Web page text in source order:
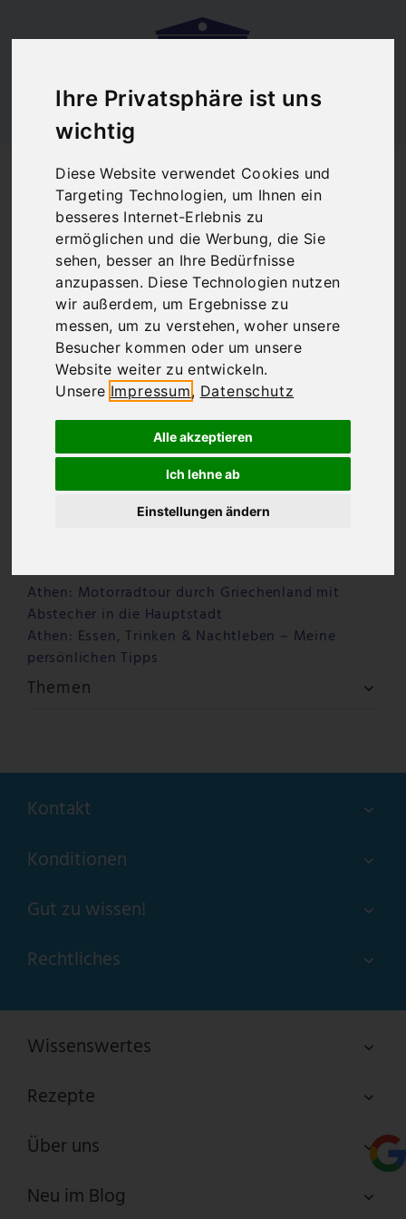
Ihre Privatsphäre ist uns
wichtig
Diese Website verwendet Cookies und
Targeting Technologien, um Ihnen ein
besseres Internet-Erlebnis zu
ermöglichen und die Werbung, die Sie
sehen, besser an Ihre Bedürfnisse
anzupassen. Diese Technologien nutzen
wir außerdem, um Ergebnisse zu
messen, um zu verstehen, woher unsere
Besucher kommen oder um unsere
Website weiter zu entwickeln.
Unsere Impressum, Datenschutz
Alle akzeptieren
Ich lehne ab
Einstellungen ändern
Metro Athen
Flughafen
There are no posts matching your selection.
Ouzo für Feinschmecker
Athen: Motorradtour durch Griechenland mit
Abstecher in die Hauptstadt
Athen: Essen, Trinken & Nachtleben – Meine
persönlichen Tipps
Themen
Kontakt
Konditionen
Gut zu wissen!
Rechtliches
Wissenswertes
Rezepte
Über uns
Neu im Blog